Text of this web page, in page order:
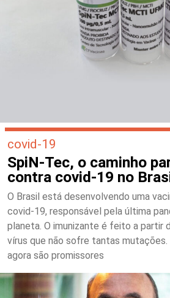
covid-19
SpiN-Tec, o caminho
contra covid-19 no
O Brasil está desenvolvendo uma
covid-19, responsável pela última
planeta. O imunizante é feito a partir
vírus que não sofre tantas
agora são promissores